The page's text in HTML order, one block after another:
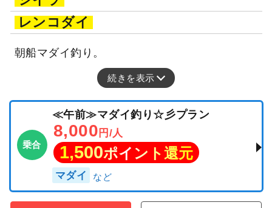
レンコダイ
朝船マダイ釣り。
続きを表示
乗合
≪午前≫マダイ釣り☆彡プラン
8,000 円/人
1,500ポイント還元
マダイ